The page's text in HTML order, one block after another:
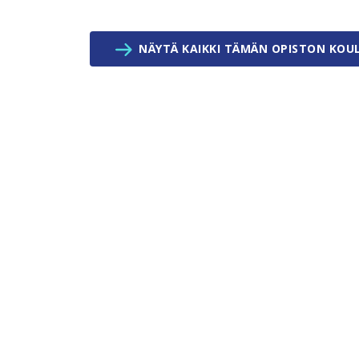
NÄYTÄ KAIKKI TÄMÄN OPISTON